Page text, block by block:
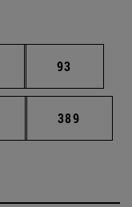
Páginas intermedias
Página
93
Páginas intermedias
Página
389